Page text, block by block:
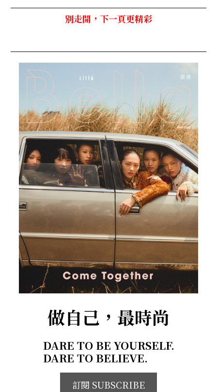
別走開，下一頁更精彩
做自己，最時尚
DARE TO BE YOURSELF.
DARE TO BELIEVE.
訂閱 SUBSCRIBE